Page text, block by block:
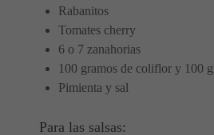
Rabanitos
Tomates cherry
6 o 7 zanahorias
100 gramos de coliflor y 100
Pimienta y sal
Para las salsas: